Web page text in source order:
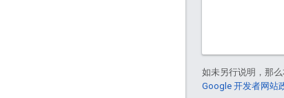
如未另行说明，那
Google 开发者网站